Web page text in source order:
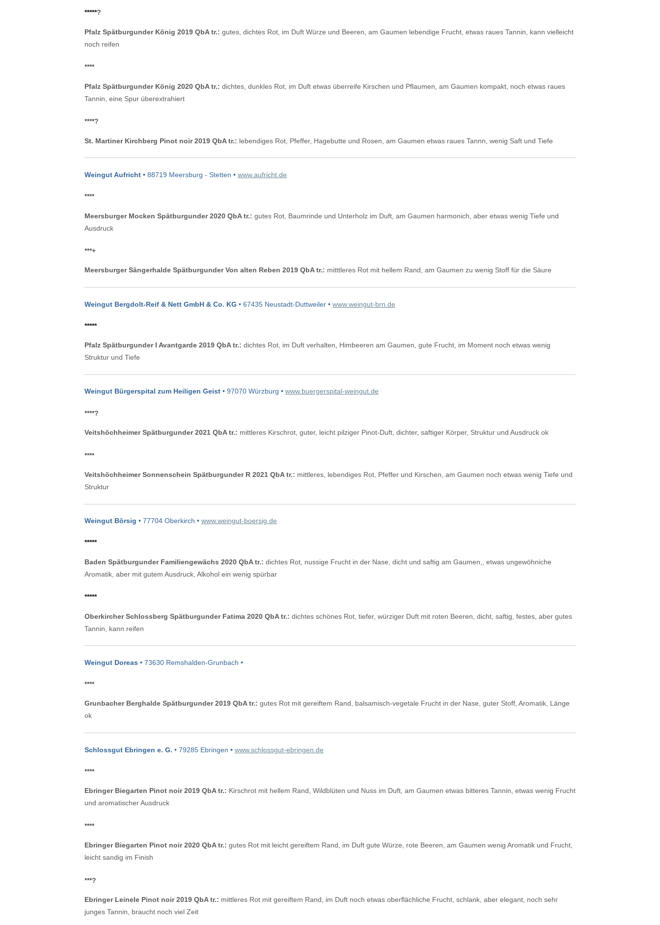
*****?
Pfalz Spätburgunder König 2019 QbA tr.: gutes, dichtes Rot, im Duft Würze und Beeren, am Gaumen lebendige Frucht, etwas raues Tannin, kann vielleicht
noch reifen
****
Pfalz Spätburgunder König 2020 QbA tr.: dichtes, dunkles Rot, im Duft etwas überreife Kirschen und Pflaumen, am Gaumen kompakt, noch etwas raues
Tannin, eine Spur überextrahiert
****?
St. Martiner Kirchberg Pinot noir 2019 QbA tr.: lebendiges Rot, Pfeffer, Hagebutte und Rosen, am Gaumen etwas raues Tannn, wenig Saft und Tiefe
Weingut Aufricht • 88719 Meersburg - Stetten • www.aufricht.de
****
Meersburger Mocken Spätburgunder 2020 QbA tr.: gutes Rot, Baumrinde und Unterholz im Duft, am Gaumen harmonich, aber etwas wenig Tiefe und
Ausdruck
***+
Meersburger Sängerhalde Spätburgunder Von alten Reben 2019 QbA tr.: mitttleres Rot mit hellem Rand, am Gaumen zu wenig Stoff für die Säure
Weingut Bergdolt-Reif & Nett GmbH & Co. KG • 67435 Neustadt-Duttweiler • www.weingut-brn.de
*****
Pfalz Spätburgunder I Avantgarde 2019 QbA tr.: dichtes Rot, im Duft verhalten, Himbeeren am Gaumen, gute Frucht, im Moment noch etwas wenig
Struktur und Tiefe
Weingut Bürgerspital zum Heiligen Geist • 97070 Würzburg • www.buergerspital-weingut.de
****?
Veitshöchheimer Spätburgunder 2021 QbA tr.: mittleres Kirschrot, guter, leicht pilziger Pinot-Duft, dichter, saftiger Körper, Struktur und Ausdruck ok
****
Veitshöchheimer Sonnenschein Spätburgunder R 2021 QbA tr.: mittleres, lebendiges Rot, Pfeffer und Kirschen, am Gaumen noch etwas wenig Tiefe und
Struktur
Weingut Börsig • 77704 Oberkirch • www.weingut-boersig.de
*****
Baden Spätburgunder Familiengewächs 2020 QbA tr.: dichtes Rot, nussige Frucht in der Nase, dicht und saftig am Gaumen,, etwas ungewöhniche
Aromatik, aber mit gutem Ausdruck, Alkohol ein wenig spürbar
*****
Oberkircher Schlossberg Spätburgunder Fatima 2020 QbA tr.: dichtes schönes Rot, tiefer, würziger Duft mit roten Beeren, dicht, saftig, festes, aber gutes
Tannin, kann reifen
Weingut Doreas • 73630 Remshalden-Grunbach •
****
Grunbacher Berghalde Spätburgunder 2019 QbA tr.: gutes Rot mit gereiftem Rand, balsamisch-vegetale Frucht in der Nase, guter Stoff, Aromatik, Länge
ok
Schlossgut Ebringen e. G. • 79285 Ebringen • www.schlossgut-ebringen.de
****
Ebringer Biegarten Pinot noir 2019 QbA tr.: Kirschrot mit hellem Rand, Wildblüten und Nuss im Duft, am Gaumen etwas bitteres Tannin, etwas wenig Frucht
und aromatischer Ausdruck
****
Ebringer Biegarten Pinot noir 2020 QbA tr.: gutes Rot mit leicht gereiftem Rand, im Duft gute Würze, rote Beeren, am Gaumen wenig Aromatik und Frucht,
leicht sandig im Finish
***?
Ebringer Leinele Pinot noir 2019 QbA tr.: mittleres Rot mit gereiftem Rand, im Duft noch etwas oberflächliche Frucht, schlank, aber elegant, noch sehr
junges Tannin, braucht noch viel Zeit